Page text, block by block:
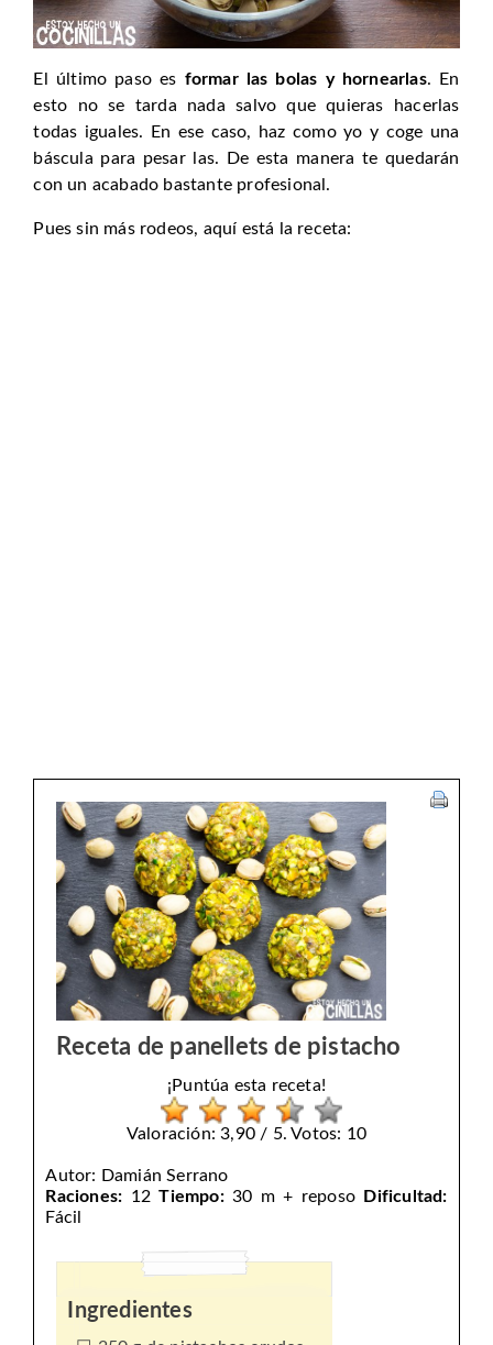
El último paso es formar las bolas y hornearlas. En
esto no se tarda nada salvo que quieras hacerlas
todas iguales. En ese caso, haz como yo y coge una
báscula para pesar las. De esta manera te quedarán
con un acabado bastante profesional.
Pues sin más rodeos, aquí está la receta:
Receta de panellets de pistacho
¡Puntúa esta receta!
Valoración: 3,90 / 5. Votos: 10
Autor: Damián Serrano
Raciones: 12 Tiempo: 30 m + reposo
Dificultad:
Fácil
Ingredientes